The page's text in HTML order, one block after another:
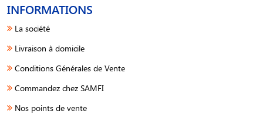
INFORMATIONS
La société
Livraison à domicile
Conditions Générales de Vente
Commandez chez SAMFI
Nos points de vente